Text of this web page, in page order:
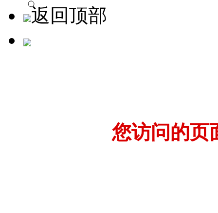
返回顶部
您访问的页